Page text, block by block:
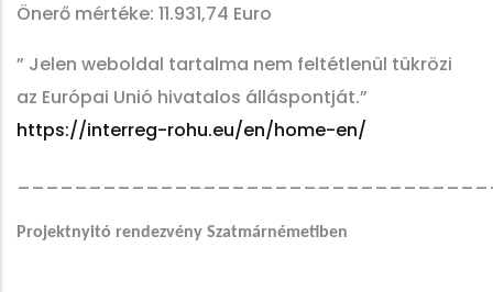
Önerő mértéke: 11.931,74 Euro
” Jelen weboldal tartalma nem feltétlenül tükrözi
az Európai Unió hivatalos álláspontját.”
https://interreg-rohu.eu/en/home-en/
Projektnyitó rendezvény Szatmárnémetiben